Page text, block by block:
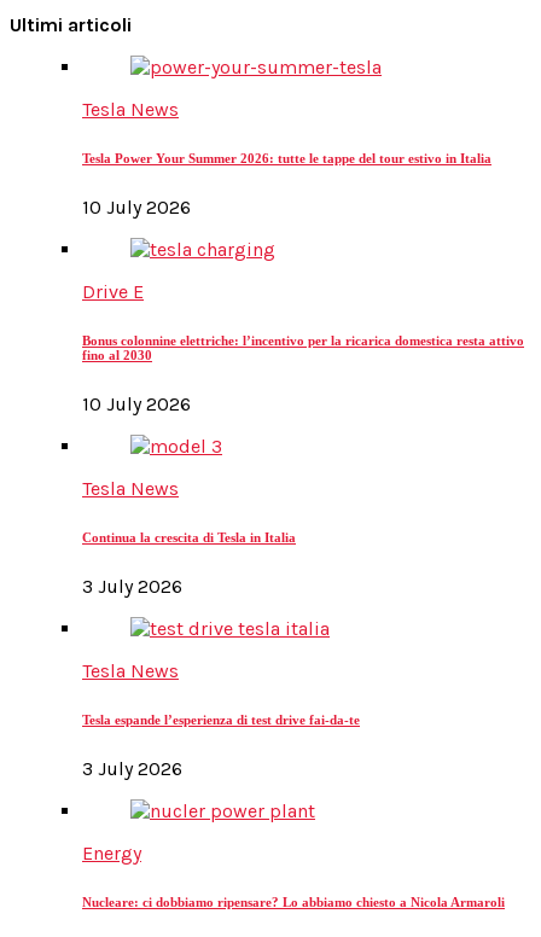
Ultimi articoli
Tesla News
Tesla Power Your Summer 2026: tutte le tappe del tour estivo in Italia
10 July 2026
Drive E
Bonus colonnine elettriche: l’incentivo per la ricarica domestica resta attivo
fino al 2030
10 July 2026
Tesla News
Continua la crescita di Tesla in Italia
3 July 2026
Tesla News
Tesla espande l’esperienza di test drive fai-da-te
3 July 2026
Energy
Nucleare: ci dobbiamo ripensare? Lo abbiamo chiesto a Nicola Armaroli